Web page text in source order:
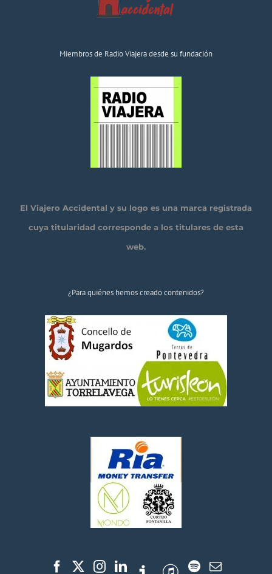
Miembros de Radio Viajera desde su fundación
El Viajero Accidental y su logo es una marca registrada
cuya titularidad corresponde a los titulares de esta
web.
¿Para quiénes hemos creado contenidos?